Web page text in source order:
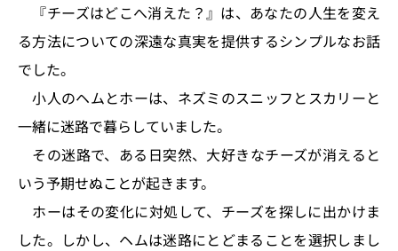
『チーズはどこへ消えた？』は、あなたの人生を変え
る方法についての深遠な真実を提供するシンプルなお話
でした。
小人のヘムとホーは、ネズミのスニッフとスカリーと
一緒に迷路で暮らしていました。
その迷路で、ある日突然、大好きなチーズが消えると
いう予期せぬことが起きます。
ホーはその変化に対処して、チーズを探しに出かけま
した。しかし、ヘムは迷路にとどまることを選択しまし